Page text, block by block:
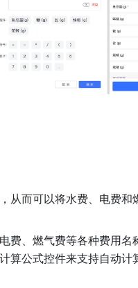
从而可以将水费、电费和
费、燃气费等各种费用名
算公式控件来支持自动计